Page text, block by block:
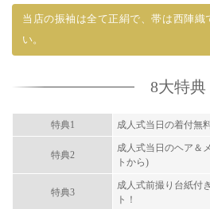
当店の振袖は全て正絹で、帯は西陣織
い。
8大特典
特典1 成人式当日の着付無
特典2
成人式当日のヘア＆
トから)
特典3
成人式前撮り台紙付
ト！